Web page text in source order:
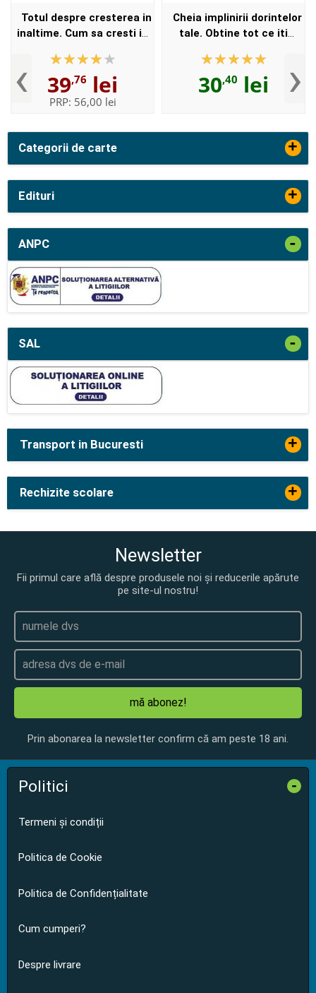
Categorii de carte +
Edituri +
ANPC -
SAL -
‹
Totul despre cresterea in
inaltime. Cum sa cresti in
39,76 lei
PRP: 56,00 lei
Cheia implinirii dorintelor
tale. Obtine tot ce iti
30,40 lei ›
Transport in Bucuresti +
Rechizite scolare +
Newsletter
Fii primul care află despre produsele noi și reducerile apărute
pe site-ul nostru!
mă abonez!
Prin abonarea la newsletter confirm că am peste 18 ani.
Politici -
Termeni și condiții
Politica de Cookie
Politica de Confidențialitate
Cum cumperi?
Despre livrare